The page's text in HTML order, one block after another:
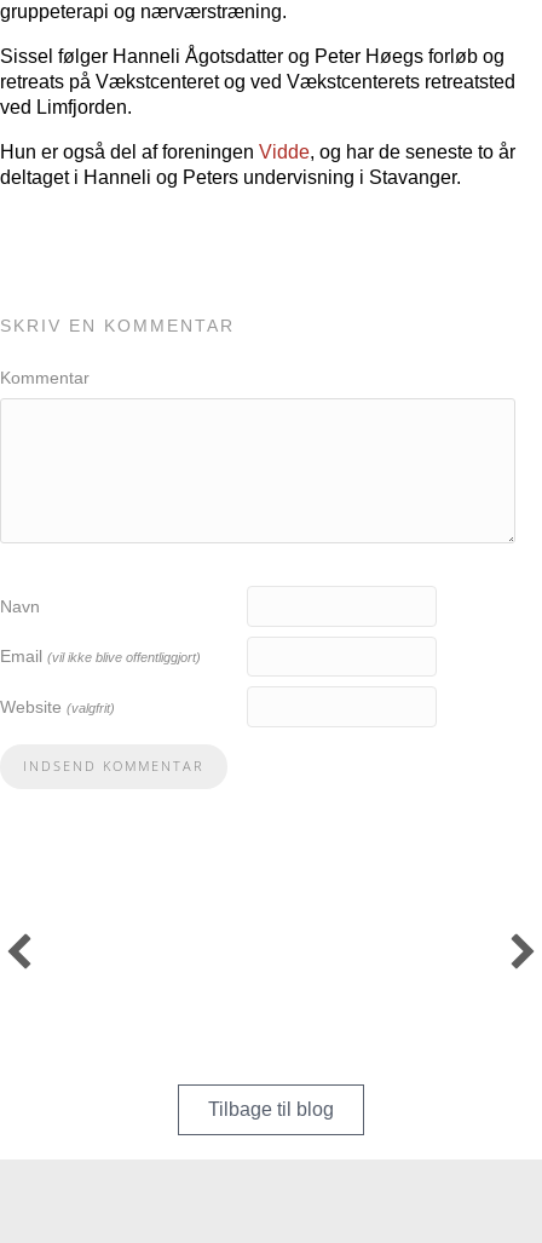
gruppeterapi og nærværstræning.
Sissel følger Hanneli Ågotsdatter og Peter Høegs forløb og
retreats på Vækstcenteret og ved Vækstcenterets retreatsted
ved Limfjorden.
Hun er også del af foreningen Vidde, og har de seneste to år
deltaget i Hanneli og Peters undervisning i Stavanger.
SKRIV EN KOMMENTAR
Kommentar
Navn
Email (vil ikke blive offentliggjort)
Website (valgfrit)
Tilbage til blog